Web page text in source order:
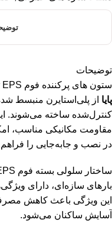
توضیحات
ستون های پرکننده فوم EPS تولید شده توسط شرکت
پایا
کنترل‌شده ساخته می‌شوند.
مقاومت مکانیکی مناسب،
در نصب و جابه‌جایی را
بارهای سازه‌ای، دارای
این ویژگی باعث کاهش
آسایش ساکنان می‌شود.